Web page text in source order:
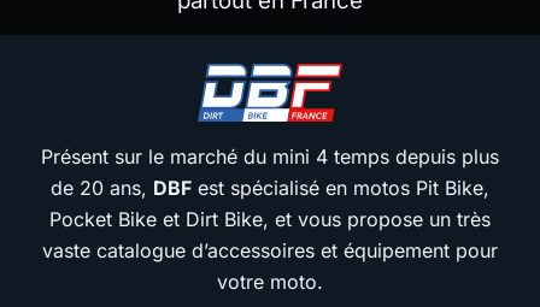
Présent sur le marché du mini 4 temps depuis plus
de 20 ans, DBF est spécialisé en motos Pit Bike,
Pocket Bike et Dirt Bike, et vous propose un très
vaste catalogue d’accessoires et équipement pour
votre moto.